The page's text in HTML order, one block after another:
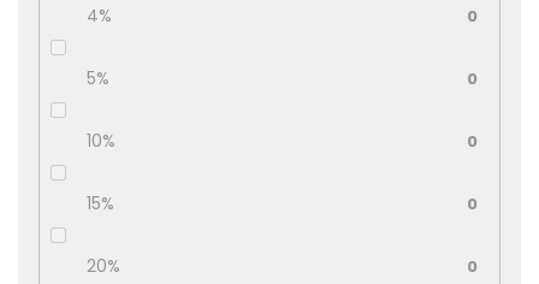
4% 0
5% 0
10% 0
15% 0
20% 0